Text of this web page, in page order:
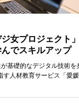
ジ女プロジェクト
でスキルアップ
基礎的なデジタル技術
す人材教育サービス「愛